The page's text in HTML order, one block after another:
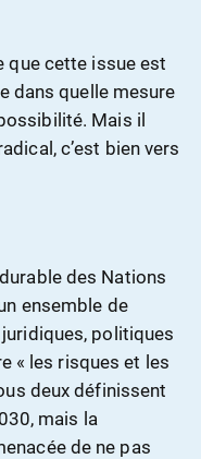
que cette issue est
dans quelle mesure
Mais il
c’est bien vers
des Nations
ensemble de
politiques
« les risques et les
deux définissent
mais la
de ne pas